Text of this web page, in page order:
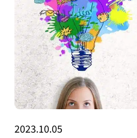
2023.10.05